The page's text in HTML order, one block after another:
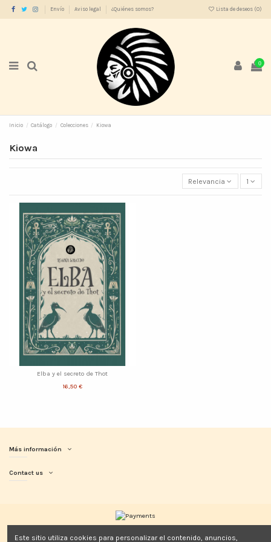
Envío Aviso legal ¿Quiénes somos? Lista de deseos (0)
0
Inicio Catálogo Colecciones Kiowa
Kiowa
Relevancia 1
Elba y el secreto de Thot
16,50 €
Más información
Contact us
Este sitio utiliza cookies para personalizar el contenido, anuncios,